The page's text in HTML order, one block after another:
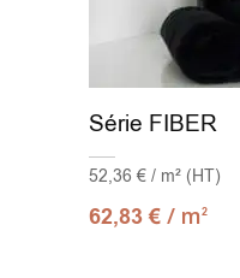
Série FIBER
52,36 € / m² (HT)
62,83€ / m2